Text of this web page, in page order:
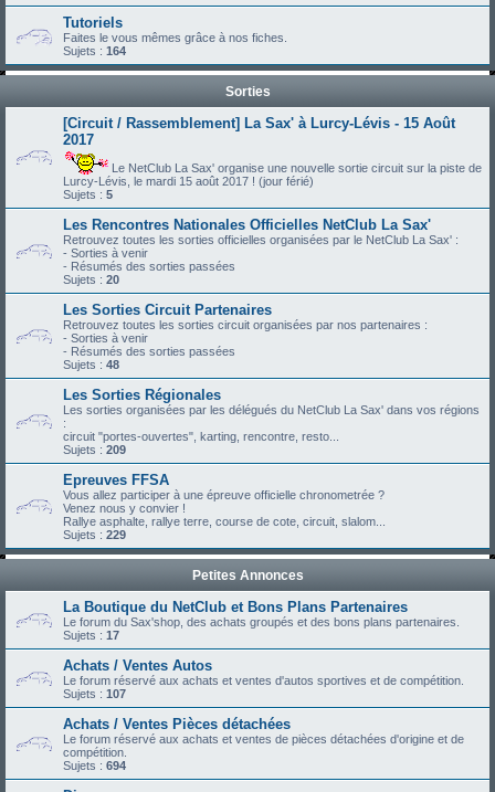
Tutoriels
Faites le vous mêmes grâce à nos fiches.
Sujets : 164
Sorties
[Circuit / Rassemblement] La Sax' à Lurcy-Lévis - 15 Août
2017
Le NetClub La Sax' organise une nouvelle sortie circuit sur la piste de
Lurcy-Lévis, le mardi 15 août 2017 ! (jour férié)
Sujets : 5
Les Rencontres Nationales Officielles NetClub La Sax'
Retrouvez toutes les sorties officielles organisées par le NetClub La Sax' :
- Sorties à venir
- Résumés des sorties passées
Sujets : 20
Les Sorties Circuit Partenaires
Retrouvez toutes les sorties circuit organisées par nos partenaires :
- Sorties à venir
- Résumés des sorties passées
Sujets : 48
Les Sorties Régionales
Les sorties organisées par les délégués du NetClub La Sax' dans vos régions
:
circuit "portes-ouvertes", karting, rencontre, resto...
Sujets : 209
Epreuves FFSA
Vous allez participer à une épreuve officielle chronometrée ?
Venez nous y convier !
Rallye asphalte, rallye terre, course de cote, circuit, slalom...
Sujets : 229
Petites Annonces
La Boutique du NetClub et Bons Plans Partenaires
Le forum du Sax'shop, des achats groupés et des bons plans partenaires.
Sujets : 17
Achats / Ventes Autos
Le forum réservé aux achats et ventes d'autos sportives et de compétition.
Sujets : 107
Achats / Ventes Pièces détachées
Le forum réservé aux achats et ventes de pièces détachées d'origine et de
compétition.
Sujets : 694